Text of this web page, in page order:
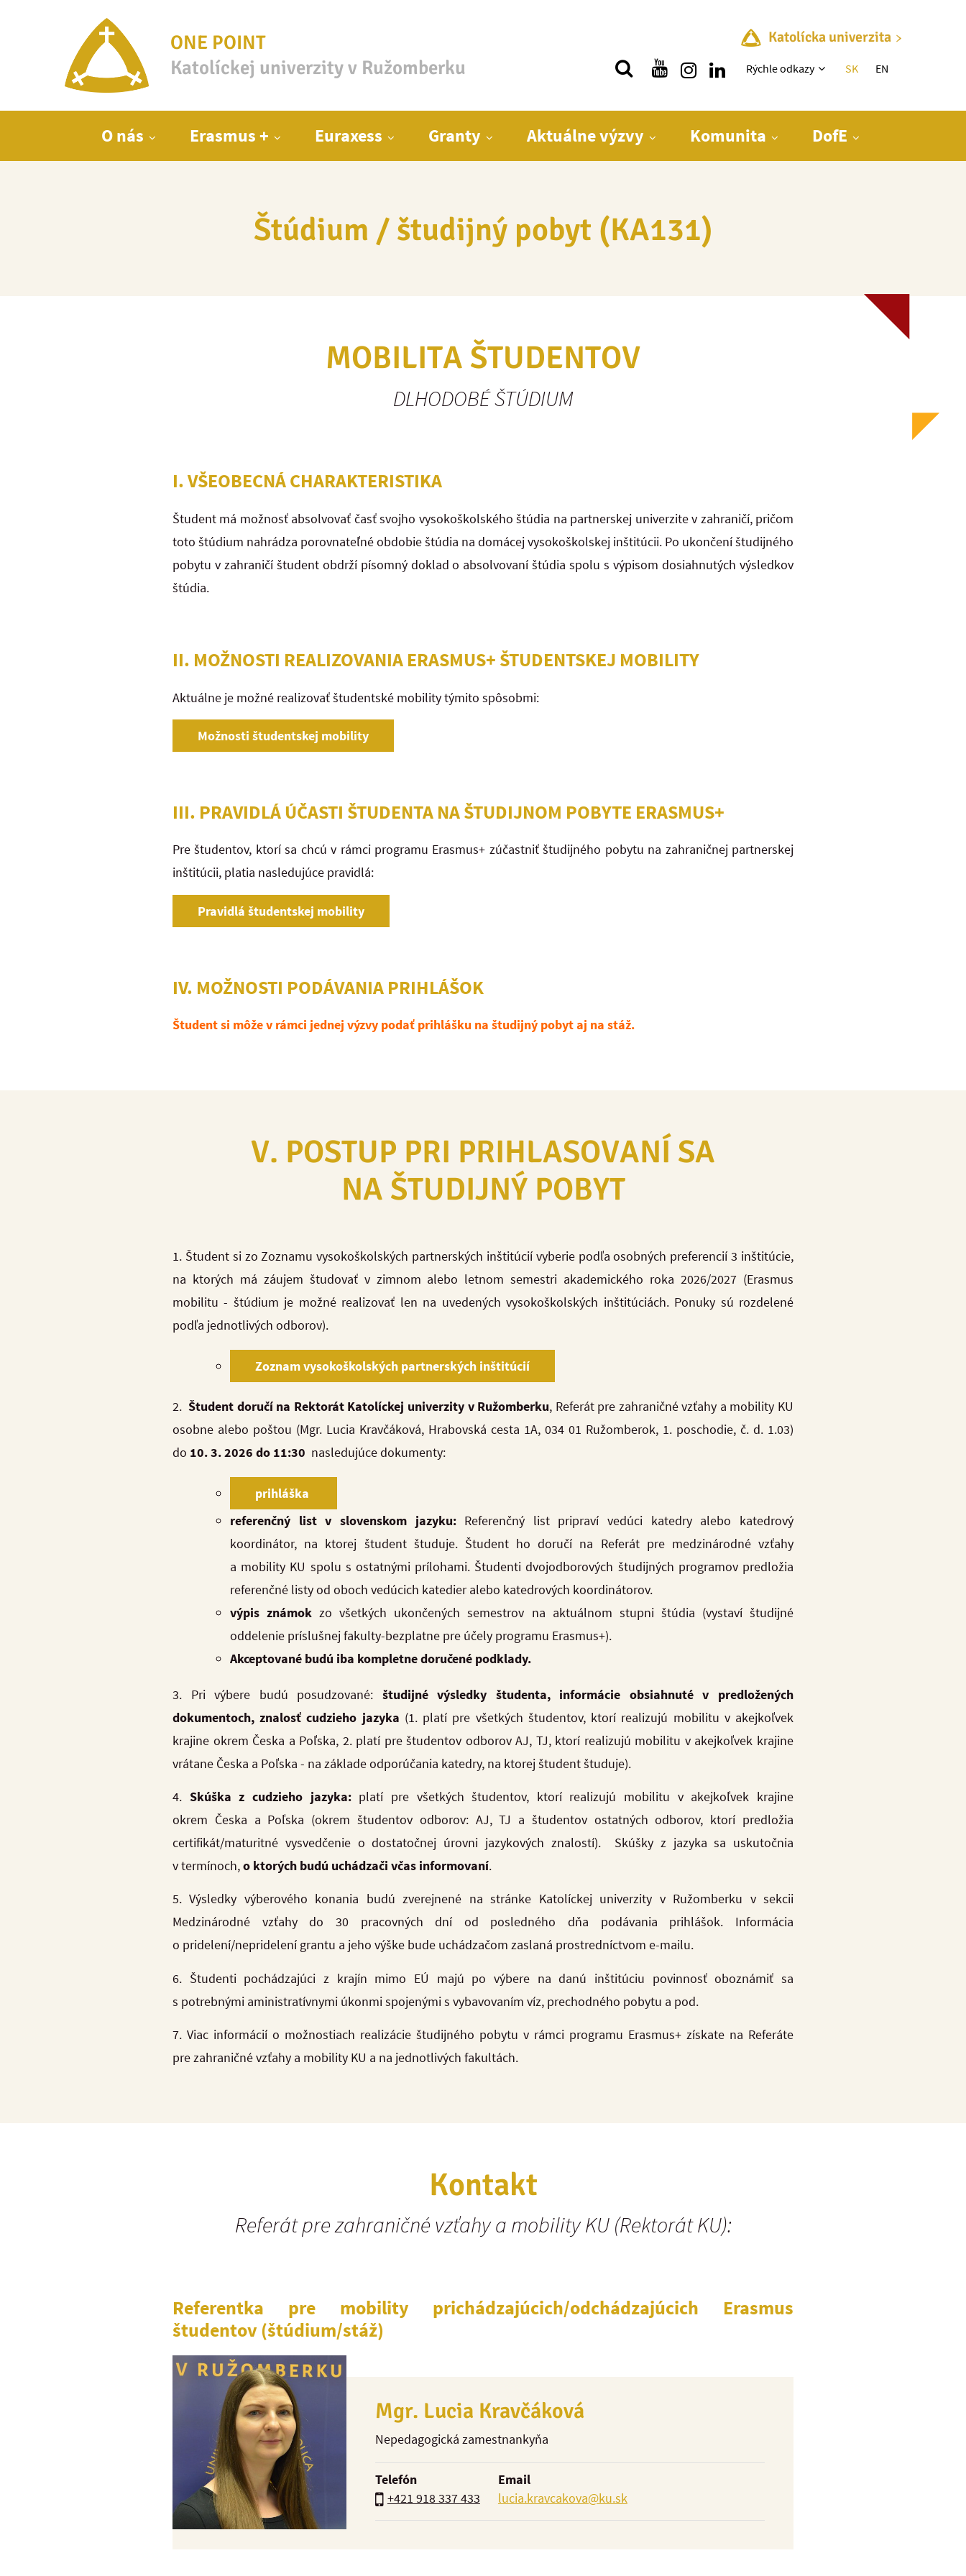
ONE POINT
Katolíckej univerzity v Ružomberku
Katolícka univerzita
Rýchle menu
Rýchle odkazy SK EN
O nás Erasmus + Euraxess Granty Aktuálne výzvy Komunita DofE
Štúdium / študijný pobyt (KA131)
MOBILITA ŠTUDENTOV
DLHODOBÉ ŠTÚDIUM
I. VŠEOBECNÁ CHARAKTERISTIKA
Študent má možnosť absolvovať časť svojho vysokoškolského štúdia na partnerskej univerzite v zahraničí, pričom
toto štúdium nahrádza porovnateľné obdobie štúdia na domácej vysokoškolskej inštitúcii. Po ukončení študijného
pobytu v zahraničí študent obdrží písomný doklad o absolvovaní štúdia spolu s výpisom dosiahnutých výsledkov
štúdia.
II. MOŽNOSTI REALIZOVANIA ERASMUS+ ŠTUDENTSKEJ MOBILITY
Aktuálne je možné realizovať študentské mobility týmito spôsobmi:
Možnosti študentskej mobility
III. PRAVIDLÁ ÚČASTI ŠTUDENTA NA ŠTUDIJNOM POBYTE ERASMUS+
Pre študentov, ktorí sa chcú v rámci programu Erasmus+ zúčastniť študijného pobytu na zahraničnej partnerskej
inštitúcii, platia nasledujúce pravidlá:
Pravidlá študentskej mobility
IV. MOŽNOSTI PODÁVANIA PRIHLÁŠOK
Študent si môže v rámci jednej výzvy podať prihlášku na študijný pobyt aj na stáž.
V. POSTUP PRI PRIHLASOVANÍ SA
NA ŠTUDIJNÝ POBYT
1. Študent si zo Zoznamu vysokoškolských partnerských inštitúcií vyberie podľa osobných preferencií 3 inštitúcie,
na ktorých má záujem študovať v zimnom alebo letnom semestri akademického roka 2026/2027 (Erasmus
mobilitu - štúdium je možné realizovať len na uvedených vysokoškolských inštitúciách. Ponuky sú rozdelené
podľa jednotlivých odborov).
Zoznam vysokoškolských partnerských inštitúcií
2. Študent doručí na Rektorát Katolíckej univerzity v Ružomberku, Referát pre zahraničné vzťahy a mobility KU
osobne alebo poštou (Mgr. Lucia Kravčáková, Hrabovská cesta 1A, 034 01 Ružomberok, 1. poschodie, č. d. 1.03)
do 10. 3. 2026 do 11:30 nasledujúce dokumenty:
prihláška
referenčný list v slovenskom jazyku: Referenčný list pripraví vedúci katedry alebo katedrový
koordinátor, na ktorej študent študuje. Študent ho doručí na Referát pre medzinárodné vzťahy
a mobility KU spolu s ostatnými prílohami. Študenti dvojodborových študijných programov predložia
referenčné listy od oboch vedúcich katedier alebo katedrových koordinátorov.
výpis známok zo všetkých ukončených semestrov na aktuálnom stupni štúdia (vystaví študijné
oddelenie príslušnej fakulty-bezplatne pre účely programu Erasmus+).
Akceptované budú iba kompletne doručené podklady.
3. Pri výbere budú posudzované: študijné výsledky študenta, informácie obsiahnuté v predložených
dokumentoch, znalosť cudzieho jazyka (1. platí pre všetkých študentov, ktorí realizujú mobilitu v akejkoľvek
krajine okrem Česka a Poľska, 2. platí pre študentov odborov AJ, TJ, ktorí realizujú mobilitu v akejkoľvek krajine
vrátane Česka a Poľska - na základe odporúčania katedry, na ktorej študent študuje).
4. Skúška z cudzieho jazyka: platí pre všetkých študentov, ktorí realizujú mobilitu v akejkoľvek krajine
okrem Česka a Poľska (okrem študentov odborov: AJ, TJ a študentov ostatných odborov, ktorí predložia
certifikát/maturitné vysvedčenie o dostatočnej úrovni jazykových znalostí). Skúšky z jazyka sa uskutočnia
v termínoch,o ktorých budú uchádzači včas informovaní.
5. Výsledky výberového konania budú zverejnené na stránke Katolíckej univerzity v Ružomberku v sekcii
Medzinárodné vzťahy do 30 pracovných dní od posledného dňa podávania prihlášok. Informácia
o pridelení/nepridelení grantu a jeho výške bude uchádzačom zaslaná prostredníctvom e-mailu.
6. Študenti pochádzajúci z krajín mimo EÚ majú po výbere na danú inštitúciu povinnosť oboznámiť sa
s potrebnými aministratívnymi úkonmi spojenými s vybavovaním víz, prechodného pobytu a pod.
7. Viac informácií o možnostiach realizácie študijného pobytu v rámci programu Erasmus+ získate na Referáte
pre zahraničné vzťahy a mobility KU a na jednotlivých fakultách.
Kontakt
Referát pre zahraničné vzťahy a mobility KU (Rektorát KU):
Referentka pre mobility prichádzajúcich/odchádzajúcich Erasmus
študentov (štúdium/stáž)
Mgr. Lucia Kravčáková
Nepedagogická zamestnankyňa
Telefón
+421 918 337 433
Email
lucia.kravcakova@ku.sk